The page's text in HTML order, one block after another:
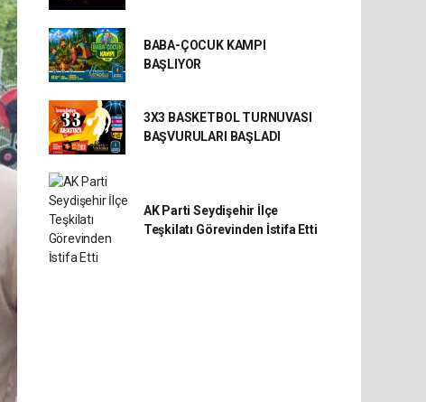
BABA-ÇOCUK KAMPI
BAŞLIYOR
3X3 BASKETBOL TURNUVASI
BAŞVURULARI BAŞLADI
AK Parti Seydişehir İlçe
Teşkilatı Görevinden İstifa Etti